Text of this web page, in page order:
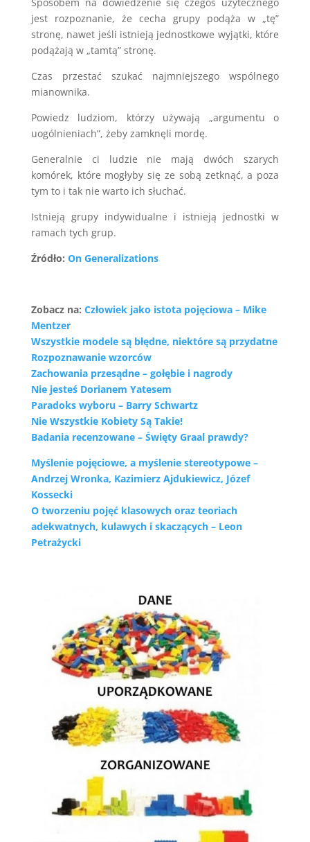
jest rozpoznanie, że cecha grupy podąża w „tę”
stronę, nawet jeśli istnieją jednostkowe wyjątki, które
podążają w „tamtą” stronę.
Czas przestać szukać najmniejszego wspólnego
mianownika.
Powiedz ludziom, którzy używają „argumentu o
uogólnieniach”, żeby zamknęli mordę.
Generalnie ci ludzie nie mają dwóch szarych
komórek, które mogłyby się ze sobą zetknąć, a poza
tym to i tak nie warto ich słuchać.
Istnieją grupy indywidualne i istnieją jednostki w
ramach tych grup.
Źródło: On Generalizations
Zobacz na: Człowiek jako istota pojęciowa – Mike
Mentzer
Wszystkie modele są błędne, niektóre są przydatne
Rozpoznawanie wzorców
Zachowania przesądne – gołębie i nagrody
Nie jesteś Dorianem Yatesem
Paradoks wyboru – Barry Schwartz
Nie Wszystkie Kobiety Są Takie!
Badania recenzowane – Święty Graal prawdy?
Myślenie pojęciowe, a myślenie stereotypowe –
Andrzej Wronka, Kazimierz Ajdukiewicz, Józef
Kossecki
O tworzeniu pojęć klasowych oraz teoriach
adekwatnych, kulawych i skaczących – Leon
Petrażycki